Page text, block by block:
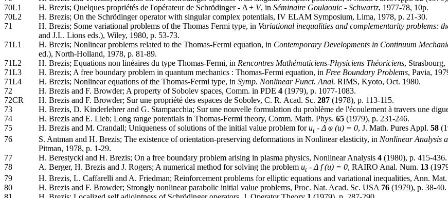
70L1
H. Brezis; Quelques propriétés de l'opérateur de Schrödinger - Δ + V, in Séminaire Goulaouic - Schwartz, 1977-78, 10p.
70L2
H. Brezis; On the Schrödinger operator with singular complex potentials, IV ELAM Symposium, Lima, 1978, p. 21-30.
71
H. Brezis; Some variational problems of the Thomas Fermi type, in Variational inequalities and complementarity problems:
and J.L. Lions eds.), Wiley, 1980, p. 53-73.
71L1 H. Brezis; Nonlinear problems related to the Thomas-Fermi equation, in Contemporary Developments in Continuum
ed.), North-Holland, 1978, p. 81-89.
71L2 H. Brezis; Equations non linéaires du type Thomas-Fermi, in Rencontres Mathématiciens-Physiciens Théoriciens, Strasbourg,
71L3
H. Brezis; A free boundary problem in quantum mechanics : Thomas-Fermi equation, in Free Boundary Problems, Pavia,
71L4
H. Brezis; Nonlinear equations of the Thomas-Fermi type, in Symp. Nonlinear Funct. Anal. RIMS, Kyoto, Oct. 1980.
72
H. Brezis and F. Browder; A property of Sobolev spaces, Comm. in PDE 4 (1979), p. 1077-1083.
72CR
H. Brezis and F. Browder; Sur une propriété des espaces de Sobolev, C. R. Acad. Sc. 287 (1978), p. 113-115.
73
H. Brezis, D. Kinderlehrer and G. Stampacchia; Sur une nouvelle formulation du problème de l'écoulement à travers une
74
H. Brezis and E. Lieb; Long range potentials in Thomas-Fermi theory, Comm. Math. Phys. 65 (1979), p. 231-246.
75
H. Brezis and M. Crandall; Uniqueness of solutions of the initial value problem forut - Δ φ (u) = 0, J. Math. Pures Appl. 58
76
S. Antman and H. Brezis; The existence of orientation-preserving deformations in Nonlinear elasticity, in Nonlinear Analysis
Pitman, 1978, p. 1-29.
77 H. Berestycki and H. Brezis; On a free boundary problem arising in plasma physics, Nonlinear Analysis 4 (1980), p. 415-436.
78
A. Berger, H. Brezis and J. Rogers; A numerical method for solving the problem ut - Δ f (u) = 0, RAIRO Anal. Num. 13
79
H. Brezis, L. Caffarelli and A. Friedman; Reinforcement problems for elliptic equations and variational inequalities, Ann.
80
H. Brezis and F. Browder; Strongly nonlinear parabolic initial value problems, Proc. Nat. Acad. Sc. USA 76 (1979), p. 38-40.